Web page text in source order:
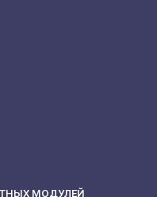
МОДУЛЕЙ